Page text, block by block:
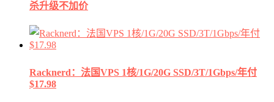
杀升级不加价
Racknerd：法国VPS 1核/1G/20G SSD/3T/1Gbps/年付
$17.98